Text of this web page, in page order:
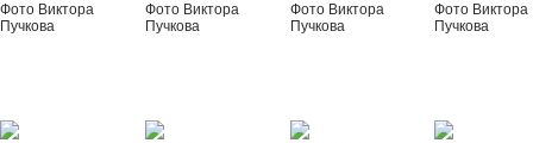
Фото Виктора
Пучкова
Фото Виктора
Пучкова
Фото Виктора
Пучкова
Фото Виктора
Пучкова